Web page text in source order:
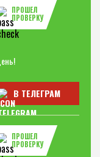
ПРОШЕЛ
ПРОВЕРКУ
В ТЕЛЕГРАМ
ПРОШЕЛ
ПРОВЕРКУ